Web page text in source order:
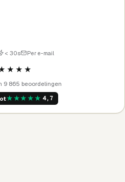
< 30s Per e-mail
9 865 beoordelingen
★★★★★ 4,7